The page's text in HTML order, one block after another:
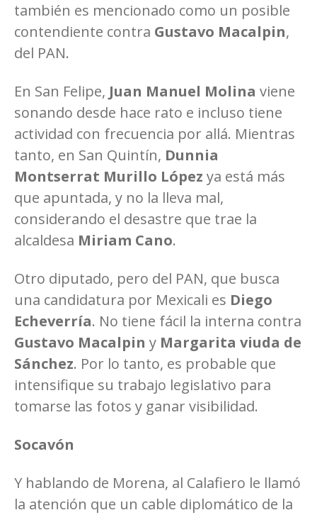
también es mencionado como un posible
contendiente contra Gustavo Macalpin,
del PAN.
En San Felipe, Juan Manuel Molina viene
sonando desde hace rato e incluso tiene
actividad con frecuencia por allá. Mientras
tanto, en San Quintín, Dunnia
Montserrat Murillo López ya está más
que apuntada, y no la lleva mal,
considerando el desastre que trae la
alcaldesa Miriam Cano.
Otro diputado, pero del PAN, que busca
una candidatura por Mexicali es Diego
Echeverría. No tiene fácil la interna contra
Gustavo Macalpin y Margarita viuda de
Sánchez. Por lo tanto, es probable que
intensifique su trabajo legislativo para
tomarse las fotos y ganar visibilidad.
Socavón
Y hablando de Morena, al Calafiero le llamó
la atención que un cable diplomático de la